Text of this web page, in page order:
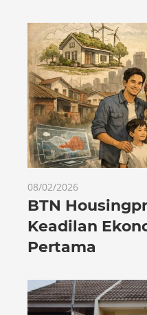
08/02/2026
BTN
Keadilan
Pertama